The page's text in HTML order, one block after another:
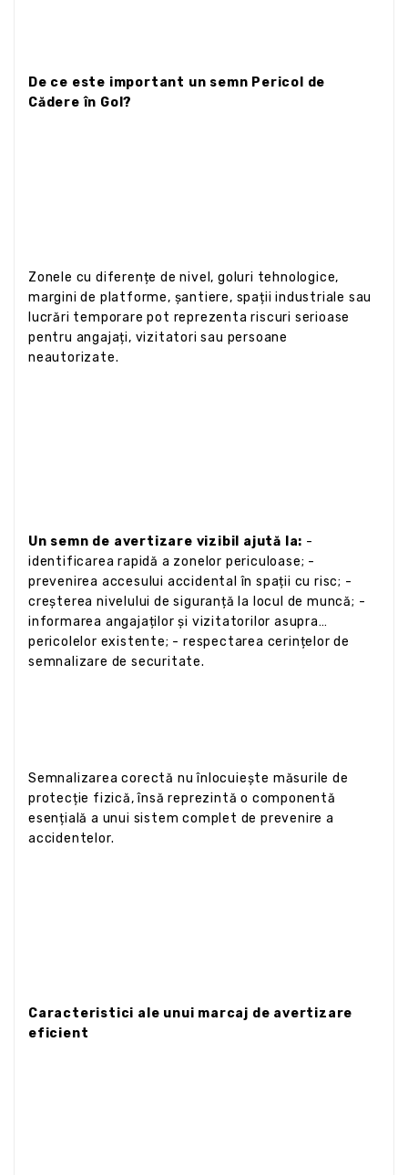
De ce este important un semn Pericol de
Cădere în Gol?
Zonele cu diferențe de nivel, goluri tehnologice,
margini de platforme, șantiere, spații industriale sau
lucrări temporare pot reprezenta riscuri serioase
pentru angajați, vizitatori sau persoane
neautorizate.
Un semn de avertizare vizibil ajută la: -
identificarea rapidă a zonelor periculoase; -
prevenirea accesului accidental în spații cu risc; -
creșterea nivelului de siguranță la locul de muncă; -
informarea angajaților și vizitatorilor asupra
pericolelor existente; - respectarea cerințelor de
semnalizare de securitate.
Semnalizarea corectă nu înlocuiește măsurile de
protecție fizică, însă reprezintă o componentă
esențială a unui sistem complet de prevenire a
accidentelor.
Caracteristici ale unui marcaj de avertizare
eficient